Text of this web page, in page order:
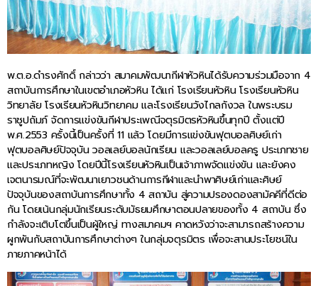
พ.ต.อ.ดำรงศักดิ์ กล่าวว่า สมาคมพัฒนากีฬาหัวหินได้รับความร่วมมือจาก 4
สถาบันการศึกษาในเขตอำเภอหัวหิน ได้แก่ โรงเรียนหัวหิน โรงเรียนหัวหิน
วิทยาลัย โรงเรียนหัวหินวิทยาคม และโรงเรียนวังไกลกังวล ในพระบรม
ราชูปถัมภ์ จัดการแข่งขันกีฬาประเพณีจตุรมิตรหัวหินขึ้นทุกปี ตั้งแต่ปี
พ.ศ.2553 ครั้งนี้เป็นครั้งที่ 11 แล้ว โดยมีการแข่งขันฟุตบอลศิษย์เก่า
ฟุตบอลศิษย์ปัจจุบัน วอลเลย์บอลนักเรียน และวอลเลย์บอลครู ประเภทชาย
และประเภทหญิง โดยปีนี้โรงเรียนหัวหินเป็นเจ้าภาพจัดแข่งขัน และยังคง
เจตนารมณ์ที่จะพัฒนาเยาวชนด้านการกีฬาและนำพาศิษย์เก่าและศิษย์
ปัจจุบันของสถาบันการศึกษาทั้ง 4 สถาบัน สู่ความปรองดองสามัคคีที่ดีต่อ
กัน โดยเน้นกลุ่มนักเรียนระดับมัธยมศึกษาตอนปลายของทั้ง 4 สถาบัน ซึ่ง
กำลังจะเติบโตขึ้นเป็นผู้ใหญ่ ทางสมาคมฯ คาดหวังว่าจะสามารถสร้างความ
ผูกพันกับสถาบันการศึกษาต่างๆ ในกลุ่มจตุรมิตร เพื่อจะสานประโยชน์ใน
ภายภาคหน้าได้